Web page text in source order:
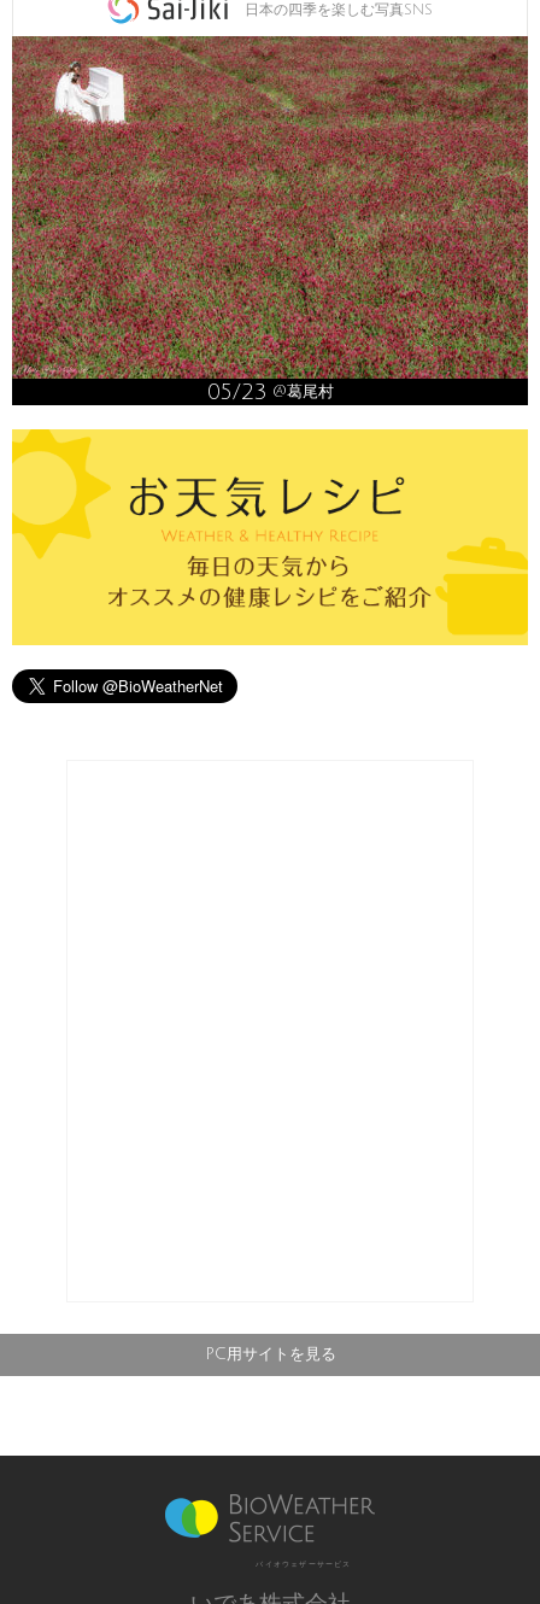
日本の四季を楽しむ写真SNS
05/23 @葛尾村
PC用サイトを見る
バイオウェザーサービス